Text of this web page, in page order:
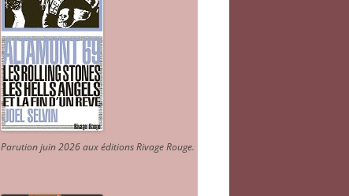
Parution juin 2026 aux éditions Rivage Rouge.